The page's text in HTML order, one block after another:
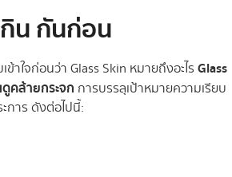
น กันก่อน
าใจก่อนว่า Glass Skin หมายถึงอะไร Glass
คล้ายกระจก การบรรลุเป้าหมายความเรียบ
การ ดังต่อไปนี้: